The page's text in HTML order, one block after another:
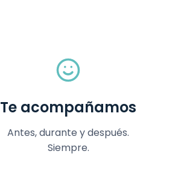
Te acompañamos
Antes, durante y después.
Siempre.